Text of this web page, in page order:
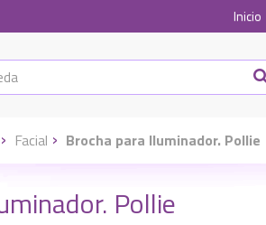
Inicio
Facial Brocha para Iluminador. Pollie
Pollie